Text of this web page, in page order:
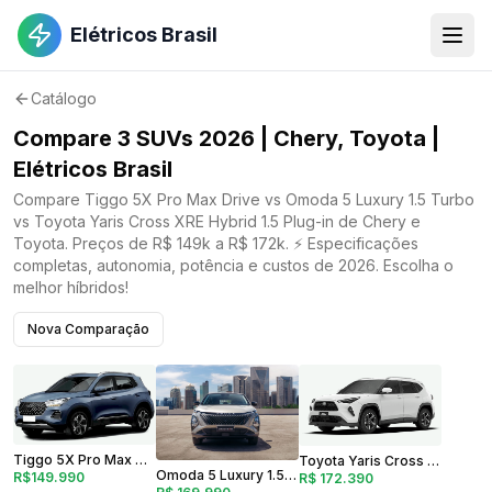
Elétricos Brasil
Catálogo
Compare 3 SUVs 2026 | Chery, Toyota |
Elétricos Brasil
Compare Tiggo 5X Pro Max Drive vs Omoda 5 Luxury 1.5 Turbo
vs Toyota Yaris Cross XRE Hybrid 1.5 Plug-in de Chery e
Toyota. Preços de R$ 149k a R$ 172k. ⚡ Especificações
completas, autonomia, potência e custos de 2026. Escolha o
melhor híbridos!
Nova Comparação
Tiggo 5X Pro Max Drive
R$149.990
Omoda 5 Luxury 1.5 Turbo
Toyota Yaris Cross XRE Hybrid 1.5 Plug-in
R$ 172.390